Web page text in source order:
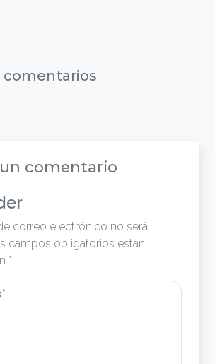
comentarios
comentario
correo electrónico no será
campos obligatorios están
*